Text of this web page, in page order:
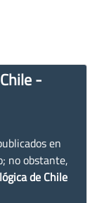
-
en
no obstante,
de Chile